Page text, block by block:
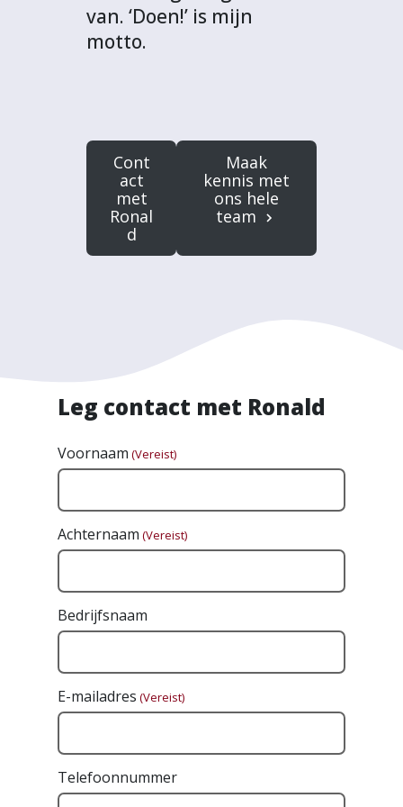
van. ‘Doen!’ is mijn
motto.
Cont
act
met
Ronal
d
Maak
kennis met
ons hele
team
Leg contact met Ronald
Voornaam (Vereist)
Achternaam (Vereist)
Bedrijfsnaam
E-mailadres (Vereist)
Telefoonnummer